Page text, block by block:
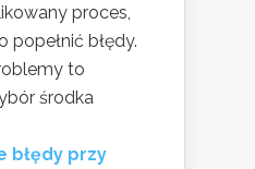
proces,
popełnić błędy.
to
środka
błędy przy